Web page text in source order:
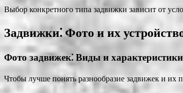
Выбор конкретного типа задвижки зависит от
Задвижки⁚ Фото и их
Фото задвижек⁚ Виды и характеристики
Чтобы лучше понять разнообразие задвижек и их